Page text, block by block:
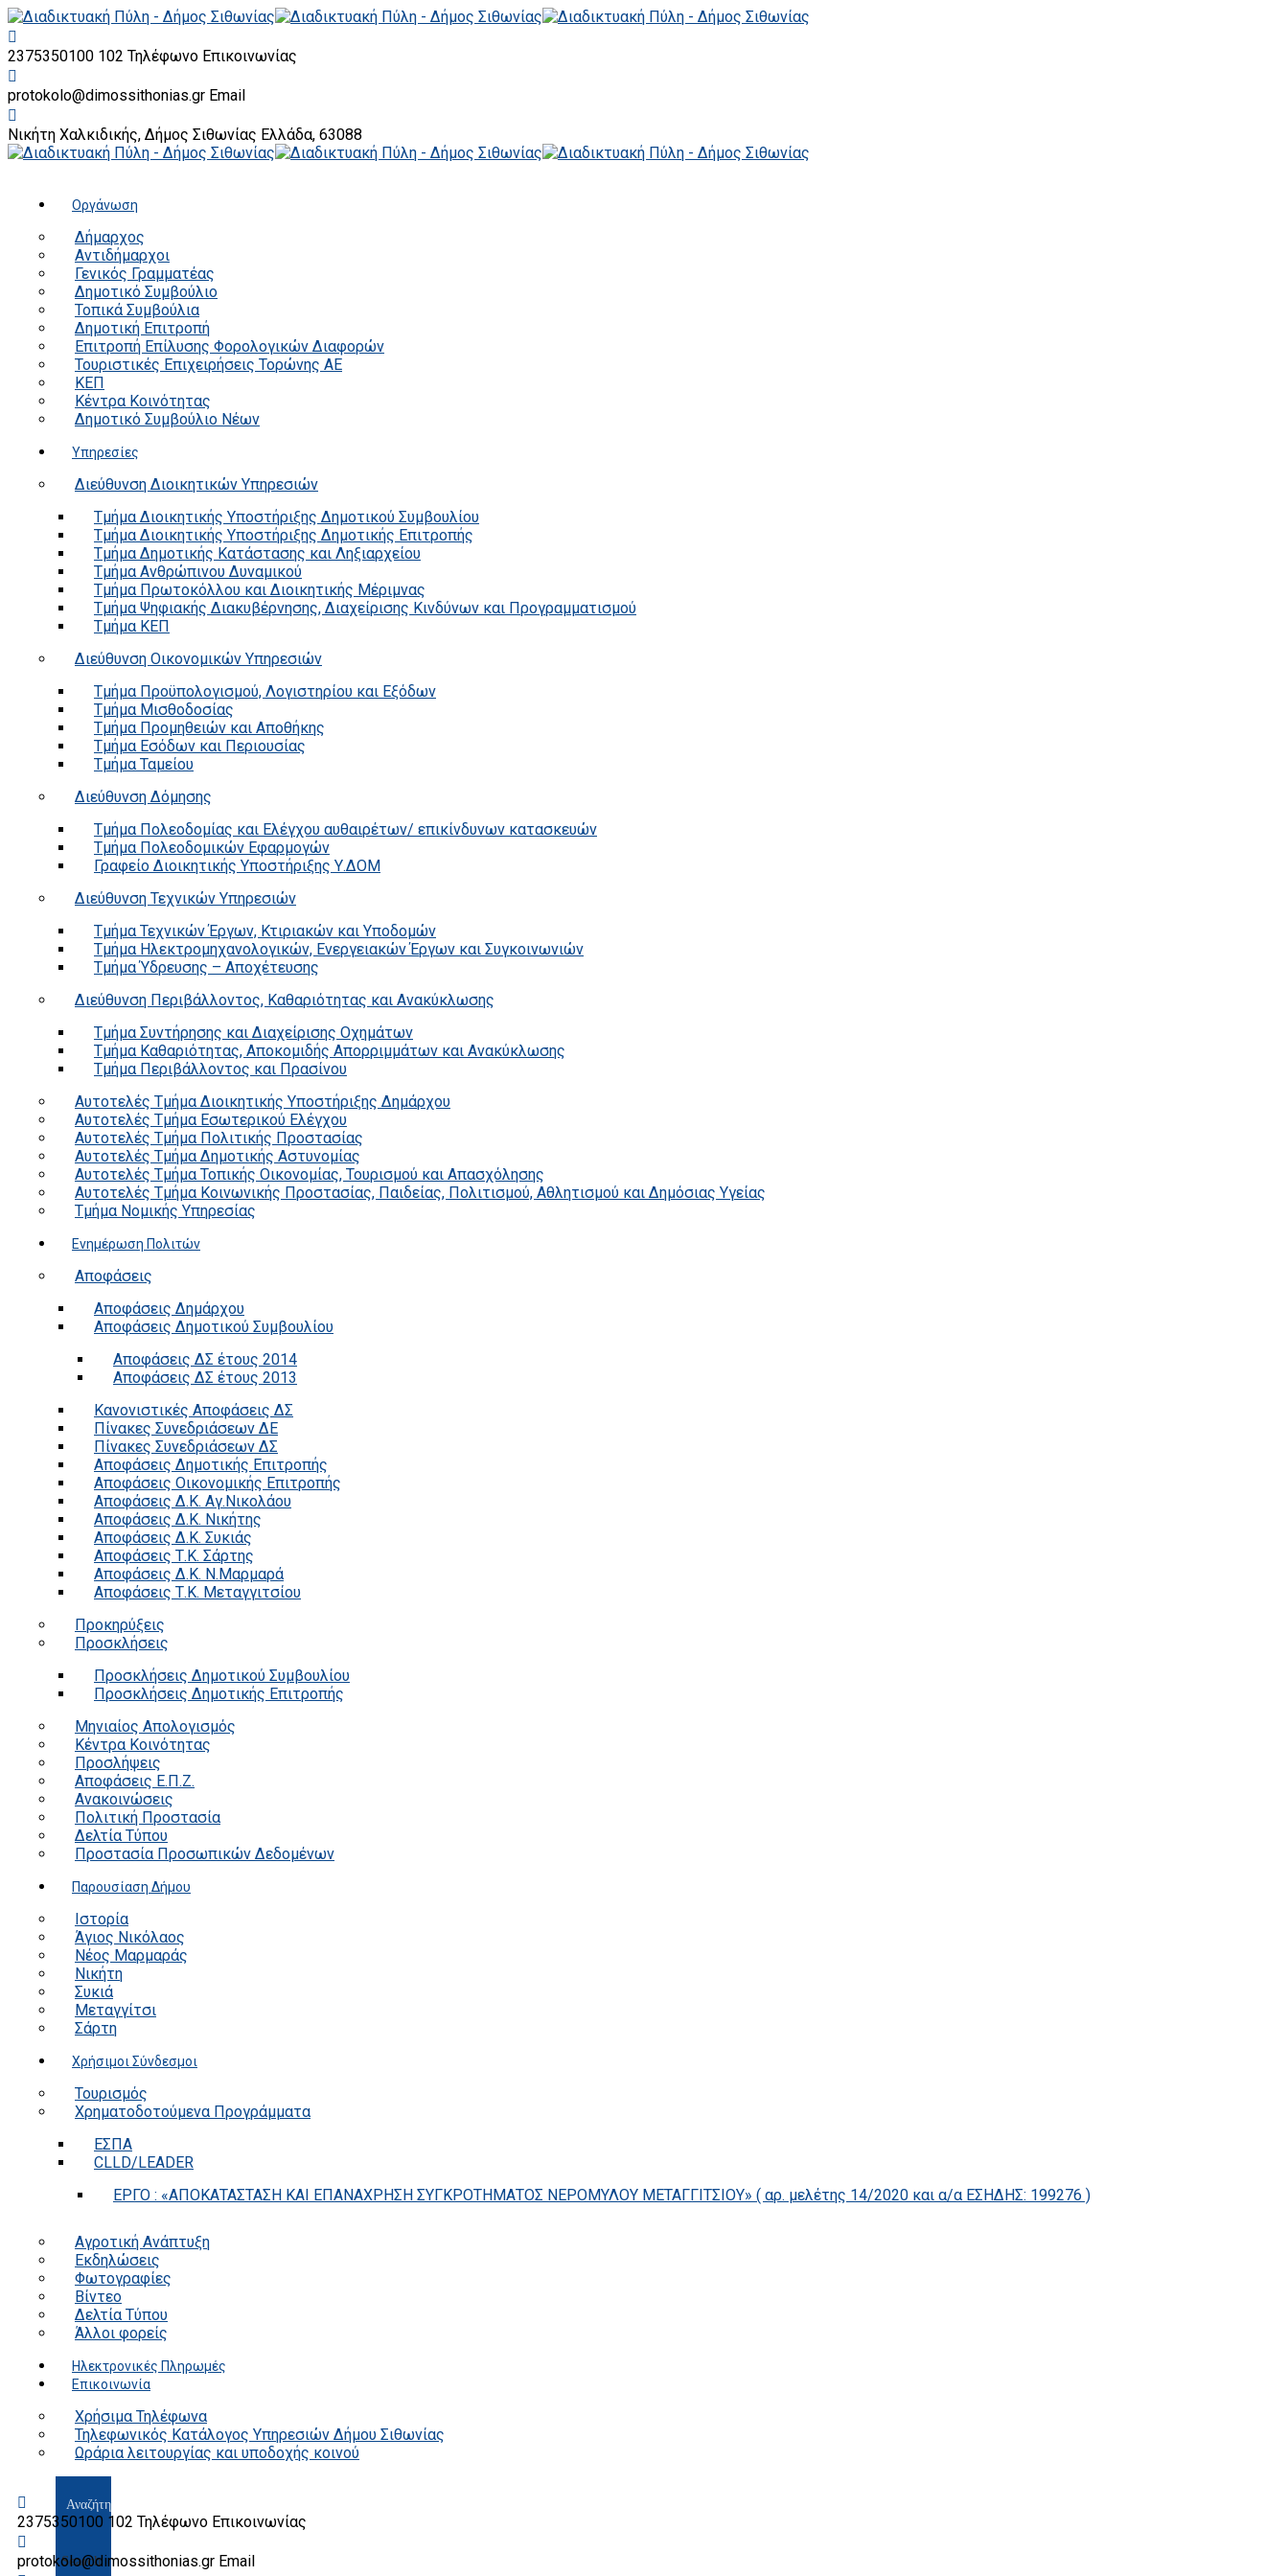
2375350100 102 Τηλέφωνο Επικοινωνίας
protokolo@dimossithonias.gr Email
Νικήτη Χαλκιδικής, Δήμος Σιθωνίας Ελλάδα, 63088
Οργάνωση
Δήμαρχος
Αντιδήμαρχοι
Γενικός Γραμματέας
Δημοτικό Συμβούλιο
Τοπικά Συμβούλια
Δημοτική Επιτροπή
Επιτροπή Επίλυσης Φορολογικών Διαφορών
Τουριστικές Επιχειρήσεις Τορώνης ΑΕ
ΚΕΠ
Κέντρα Κοινότητας
Δημοτικό Συμβούλιο Νέων
Υπηρεσίες
Διεύθυνση Διοικητικών Υπηρεσιών
Τμήμα Διοικητικής Υποστήριξης Δημοτικού Συμβουλίου
Τμήμα Διοικητικής Υποστήριξης Δημοτικής Επιτροπής
Τμήμα Δημοτικής Κατάστασης και Ληξιαρχείου
Τμήμα Ανθρώπινου Δυναμικού
Τμήμα Πρωτοκόλλου και Διοικητικής Μέριμνας
Τμήμα Ψηφιακής Διακυβέρνησης, Διαχείρισης Κινδύνων και Προγραμματισμού
Τμήμα ΚΕΠ
Διεύθυνση Οικονομικών Υπηρεσιών
Τμήμα Προϋπολογισμού, Λογιστηρίου και Εξόδων
Τμήμα Μισθοδοσίας
Τμήμα Προμηθειών και Αποθήκης
Τμήμα Εσόδων και Περιουσίας
Τμήμα Ταμείου
Διεύθυνση Δόμησης
Τμήμα Πολεοδομίας και Ελέγχου αυθαιρέτων/ επικίνδυνων κατασκευών
Τμήμα Πολεοδομικών Εφαρμογών
Γραφείο Διοικητικής Υποστήριξης Υ.ΔΟΜ
Διεύθυνση Τεχνικών Υπηρεσιών
Τμήμα Τεχνικών Έργων, Κτιριακών και Υποδομών
Τμήμα Ηλεκτρομηχανολογικών, Ενεργειακών Έργων και Συγκοινωνιών
Τμήμα Ύδρευσης – Αποχέτευσης
Διεύθυνση Περιβάλλοντος, Καθαριότητας και Ανακύκλωσης
Τμήμα Συντήρησης και Διαχείρισης Οχημάτων
Τμήμα Καθαριότητας, Αποκομιδής Απορριμμάτων και Ανακύκλωσης
Τμήμα Περιβάλλοντος και Πρασίνου
Αυτοτελές Τμήμα Διοικητικής Υποστήριξης Δημάρχου
Αυτοτελές Τμήμα Εσωτερικού Ελέγχου
Αυτοτελές Τμήμα Πολιτικής Προστασίας
Αυτοτελές Τμήμα Δημοτικής Αστυνομίας
Αυτοτελές Τμήμα Τοπικής Οικονομίας, Τουρισμού και Απασχόλησης
Αυτοτελές Τμήμα Κοινωνικής Προστασίας, Παιδείας, Πολιτισμού, Αθλητισμού και Δημόσιας Υγείας
Τμήμα Νομικής Υπηρεσίας
Ενημέρωση Πολιτών
Αποφάσεις
Αποφάσεις Δημάρχου
Αποφάσεις Δημοτικού Συμβουλίου
Αποφάσεις ΔΣ έτους 2014
Αποφάσεις ΔΣ έτους 2013
Κανονιστικές Αποφάσεις ΔΣ
Πίνακες Συνεδριάσεων ΔΕ
Πίνακες Συνεδριάσεων ΔΣ
Αποφάσεις Δημοτικής Επιτροπής
Αποφάσεις Οικονομικής Επιτροπής
Αποφάσεις Δ.Κ. Αγ.Νικολάου
Αποφάσεις Δ.Κ. Νικήτης
Αποφάσεις Δ.Κ. Συκιάς
Αποφάσεις Τ.Κ. Σάρτης
Αποφάσεις Δ.Κ. Ν.Μαρμαρά
Αποφάσεις Τ.Κ. Μεταγγιτσίου
Προκηρύξεις
Προσκλήσεις
Προσκλήσεις Δημοτικού Συμβουλίου
Προσκλήσεις Δημοτικής Επιτροπής
Μηνιαίος Απολογισμός
Κέντρα Κοινότητας
Προσλήψεις
Αποφάσεις Ε.Π.Ζ.
Ανακοινώσεις
Πολιτική Προστασία
Δελτία Τύπου
Προστασία Προσωπικών Δεδομένων
Παρουσίαση Δήμου
Ιστορία
Άγιος Νικόλαος
Νέος Μαρμαράς
Νικήτη
Συκιά
Μεταγγίτσι
Σάρτη
Χρήσιμοι Σύνδεσμοι
Τουρισμός
Χρηματοδοτούμενα Προγράμματα
ΕΣΠΑ
CLLD/LEADER
ΕΡΓΟ : «ΑΠΟΚΑΤΑΣΤΑΣΗ ΚΑΙ ΕΠΑΝΑΧΡΗΣΗ ΣΥΓΚΡΟΤΗΜΑΤΟΣ ΝΕΡΟΜΥΛΟΥ ΜΕΤΑΓΓΙΤΣΙΟΥ» ( αρ. μελέτης 14/2020 και α/α ΕΣΗΔΗΣ: 199276 )
Αγροτική Ανάπτυξη
Εκδηλώσεις
Φωτογραφίες
Βίντεο
Δελτία Τύπου
Άλλοι φορείς
Ηλεκτρονικές Πληρωμές
Επικοινωνία
Χρήσιμα Τηλέφωνα
Τηλεφωνικός Κατάλογος Υπηρεσιών Δήμου Σιθωνίας
Ωράρια λειτουργίας και υποδοχής κοινού
Search
2375350100 102 Τηλέφωνο Επικοινωνίας
protokolo@dimossithonias.gr Email